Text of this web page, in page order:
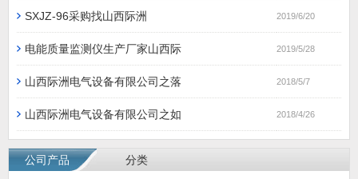
SXJZ-96采购找山西际洲 2019/6/20
电能质量监测仪生产厂家山西际 2019/5/28
山西际洲电气设备有限公司之落 2018/5/7
山西际洲电气设备有限公司之如 2018/4/26
公司产品 分类